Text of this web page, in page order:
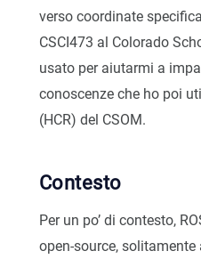
verso coordinate
CSCI473 al Colorado
usato per aiutarmi a
conoscenze che ho poi
(HCR) del CSOM.
Contesto
Per un po’ di contesto,
open-source,